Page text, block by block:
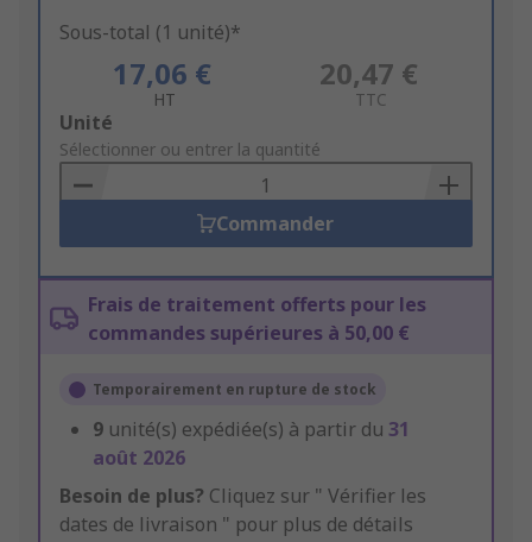
Sous-total (1 unité)*
17,06 €
HT
20,47 €
TTC
Add
to
Basket
Unité
Sélectionner ou entrer la quantité
Commander
Frais de traitement offerts pour les
commandes supérieures à 50,00 €
Temporairement en rupture de stock
9 unité(s) expédiée(s) à partir du 31
août 2026
Besoin de plus? Cliquez sur " Vérifier les
dates de livraison " pour plus de détails